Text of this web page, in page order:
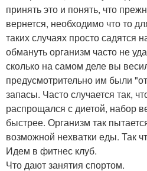
принять это и понять, что
вернется, необходимо что то
таких случаях просто садятся
обмануть организм часто не
сколько на самом деле вы
предусмотрительно им были
запасы. Часто случается так,
распрощался с диетой, набор
быстрее. Организм так
возможной нехватки еды. Так
Идем в фитнес клуб.
Что дают занятия спортом.